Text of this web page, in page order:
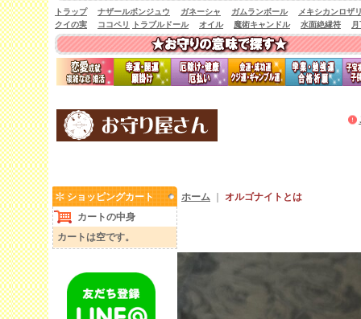
トラップ ナザールボンジュウ ガネーシャ ガムランボール
メキシカンロザ
クイの実
ココペリ トラブルドール オイル 魔術キャンドル 水面絶縁符
ショッピングカート
カートの中身
カートは空です。
ホーム オルゴナイトとは